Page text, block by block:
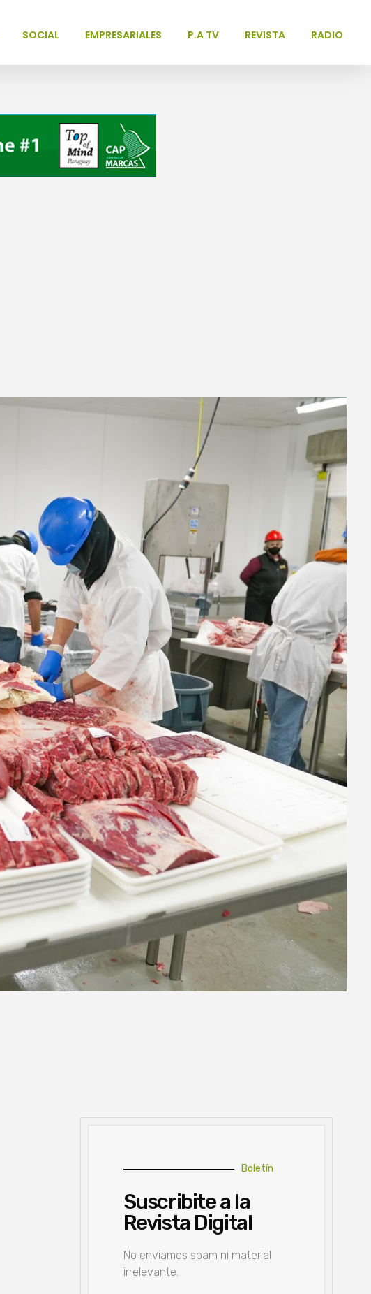
SOCIAL EMPRESARIALES P.A TV REVISTA RADIO
Boletín
Suscribite a la
Revista Digital
No enviamos spam ni material
irrelevante.